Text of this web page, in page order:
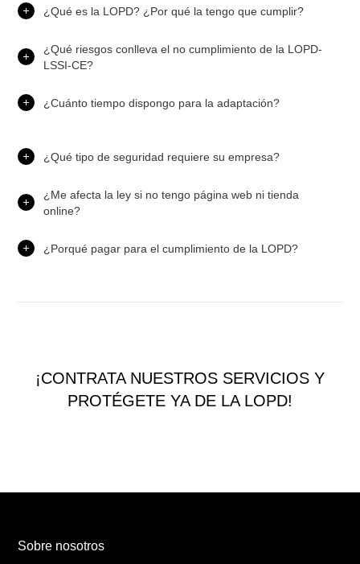
¿Qué es la LOPD? ¿Por qué la tengo que cumplir?
¿Qué riesgos conlleva el no cumplimiento de la LOPD-
LSSI-CE?
¿Cuánto tiempo dispongo para la adaptación?
¿Qué tipo de seguridad requiere su empresa?
¿Me afecta la ley si no tengo página web ni tienda
online?
¿Porqué pagar para el cumplimiento de la LOPD?
¡CONTRATA NUESTROS SERVICIOS Y
PROTÉGETE YA DE LA LOPD!
Sobre nosotros